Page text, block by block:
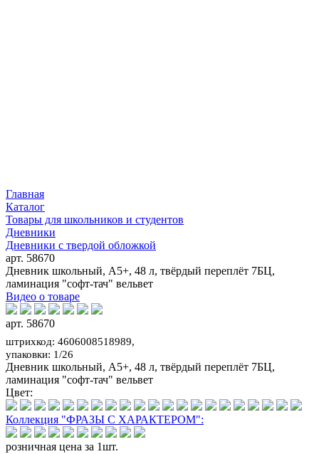
Главная
Каталог
Товары для школьников и студентов
Дневники
Дневники с твердой обложкой
арт. 58670
Дневник школьный, А5+, 48 л, твёрдый переплёт 7БЦ,
ламинация "софт-тач" вельвет
Видео о товаре
арт. 58670
штрихкод: 4606008518989,
упаковки: 1/26
Дневник школьный, А5+, 48 л, твёрдый переплёт 7БЦ,
ламинация "софт-тач" вельвет
Цвет:
Коллекция "ФРАЗЫ С ХАРАКТЕРОМ":
розничная цена за 1шт.